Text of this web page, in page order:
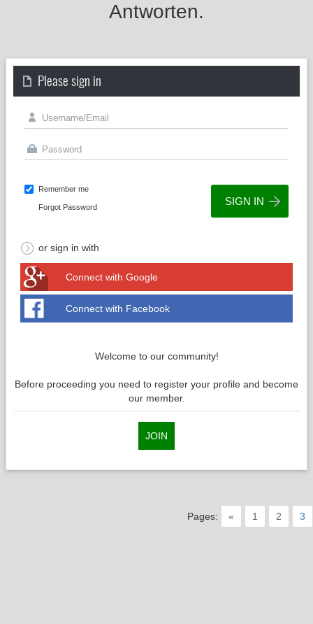
Antworten.
Please sign in
Remember me
Forgot Password
or sign in with
Connect with Google
Connect with Facebook
Welcome to our community!
Before proceeding you need to register your profile and become
our member.
JOIN
Pages: « 1 2 3